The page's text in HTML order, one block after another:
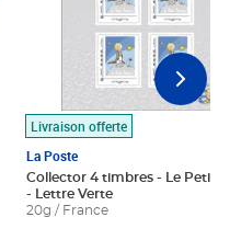
Livraison offerte
La Poste
Collector 4 timbres - Le Petit
- Lettre Verte
20g / France